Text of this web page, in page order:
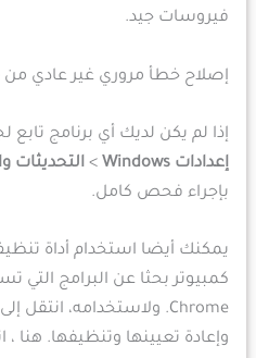
فيروسات جيد.
إصلاح خطأ مروري غير عادي من Google
إذا لم يكن لديك أي برنامج تابع
إعدادات Windows
>التحديثات
بإجراء فحص كامل.
Chrome. ولاستخدامه، انتقل إلى
وإعادة تعيينها وتنظيفها. هنا